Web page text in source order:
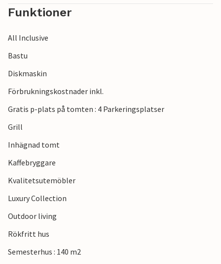
Besök Labin och de vackraste stränderna i Istrien i Rabac.
Funktioner
All Inclusive
Bastu
Diskmaskin
Förbrukningskostnader inkl.
Gratis p-plats på tomten : 4 Parkeringsplatser
Grill
Inhägnad tomt
Kaffebryggare
Kvalitetsutemöbler
Luxury Collection
Outdoor living
Rökfritt hus
Semesterhus : 140 m2